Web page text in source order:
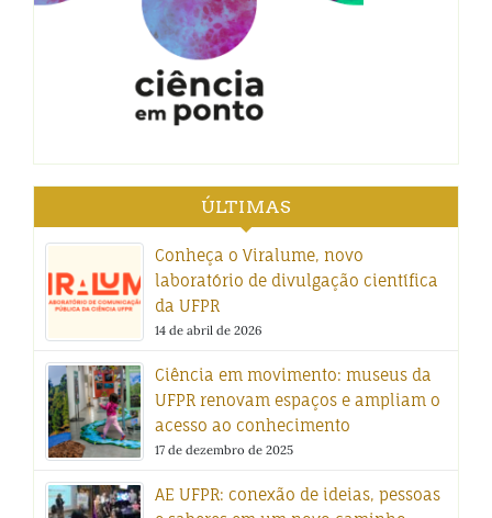
ÚLTIMAS
Conheça o Viralume, novo
laboratório de divulgação científica
da UFPR
14 de abril de 2026
Ciência em movimento: museus da
UFPR renovam espaços e ampliam o
acesso ao conhecimento
17 de dezembro de 2025
AE UFPR: conexão de ideias, pessoas